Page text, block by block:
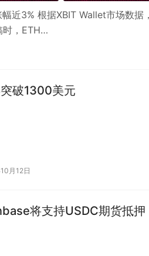
近3% 根据XBIT Wallet市场数据
时，ETH…
破1300美元
月12日
将支持USDC期货抵押